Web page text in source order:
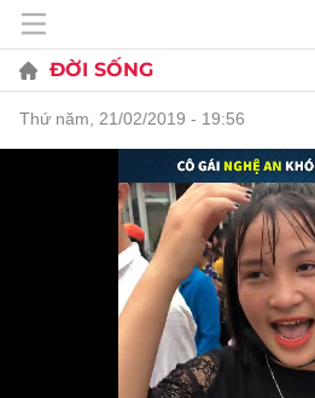
ĐỜI SỐNG
thứ năm, 21/02/2019 - 19:56